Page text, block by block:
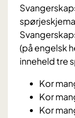
(på engelsk
inneheld tre
Kor
Kor
Kor